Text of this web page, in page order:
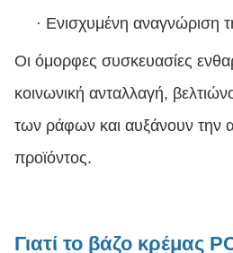
· Ενισχυμένη αναγνώριση
Οι όμορφες συσκευασίες
κοινωνική ανταλλαγή,
των ράφων και αυξάνουν την
προϊόντος.
Γιατί το βάζο κρέμας